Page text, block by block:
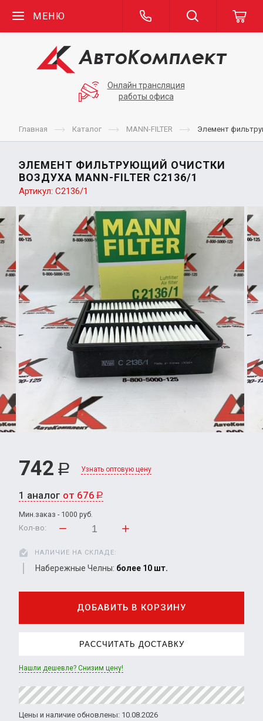
МЕНЮ
Онлайн трансляция
работы офиса
Главная Каталог MANN-FILTER Элемент
ЭЛЕМЕНТ ФИЛЬТРУЮЩИЙ ОЧИСТКИ
ВОЗДУХА MANN-FILTER C2136/1
Артикул: C2136/1
742 Р Узнать оптовую цену
1 аналог от 676 Р
Мин.заказ - 1000 руб.
Кол-во:
НАЛИЧИЕ НА СКЛАДЕ:
Набережные Челны: более 10 шт.
ДОБАВИТЬ В КОРЗИНУ
РАССЧИТАТЬ ДОСТАВКУ
Нашли дешевле? Снизим цену!
Цены и наличие обновлены: 10.08.2026